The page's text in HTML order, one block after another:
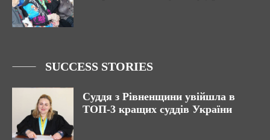
SUCCESS STORIES
Суддя з Рівненщини увійшла в
ТОП-3 кращих суддів України